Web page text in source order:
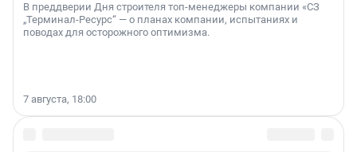
В преддверии Дня строителя топ-менеджеры компании «СЗ
„Терминал-Ресурс“ — о планах компании, испытаниях и
поводах для осторожного оптимизма.
7 августа, 18:00